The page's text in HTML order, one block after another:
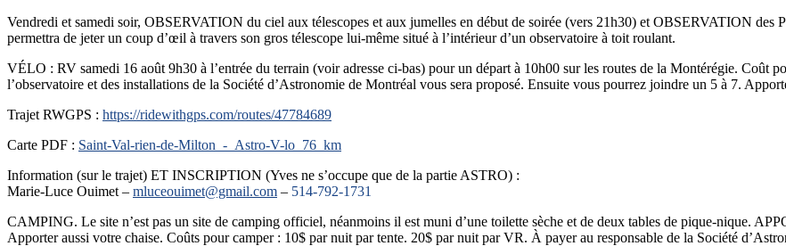
Vendredi et samedi soir, OBSERVATION du ciel aux télescopes et aux jumelles en début de soirée (vers 21h30) et OBSERVATION
permettra de jeter un coup d’œil à travers son gros télescope lui-même situé à l’intérieur d’un observatoire à toit roulant.
VÉLO : RV samedi 16 août 9h30 à l’entrée du terrain (voir adresse ci-bas) pour un départ à 10h00 sur les routes de la Montérégie. Coût
l’observatoire et des installations de la Société d’Astronomie de Montréal vous sera proposé. Ensuite vous pourrez joindre un 5 à 7.
Trajet RWGPS : https://ridewithgps.com/routes/47784689
Carte PDF : Saint-Val-rien-de-Milton_-_Astro-V-lo_76_km
Information (sur le trajet) ET INSCRIPTION (Yves ne s’occupe que de la partie ASTRO) :
Marie-Luce Ouimet – mluceouimet@gmail.com – 514-792-1731
CAMPING. Le site n’est pas un site de camping officiel, néanmoins il est muni d’une toilette sèche et de deux tables de pique-nique.
Apporter aussi votre chaise. Coûts pour camper : 10$ par nuit par tente. 20$ par nuit par VR. À payer au responsable de la Société